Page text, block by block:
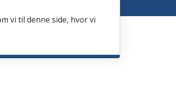
vi til denne side, hvor vi